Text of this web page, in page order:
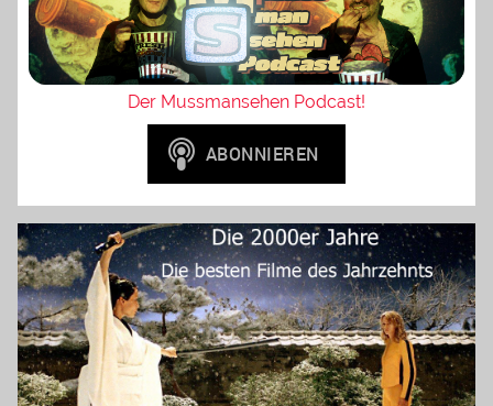
Der Mussmansehen Podcast!